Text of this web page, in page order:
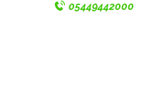
05449442000